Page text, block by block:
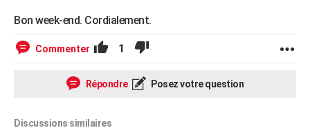
Bon week-end. Cordialement.
Commenter 1
Répondre Posez votre question
Discussions similaires